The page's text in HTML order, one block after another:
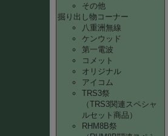
その他
掘り出し物コーナー
八重洲無線
ケンウッド
第一電波
コメット
オリジナル
アイコム
TRS3祭
（TRS3関連スペシャ
ルセット商品）
RHM8B祭